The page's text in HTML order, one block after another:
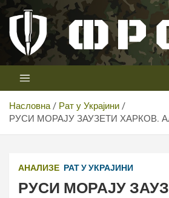
Скип
цонтент
Телевизија
Први војни канал у Србији
Насловна
Рат у Украјини
РУСИ МОРАЈУ ЗАУЗЕТИ ХАРКОВ.
АНАЛИЗЕ РАТ У УКРАЈИНИ
РУСИ МОРАЈУ